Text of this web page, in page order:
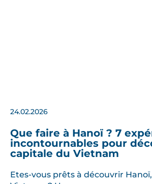
24.02.2026
Que faire à Hanoï ? 7
incontournables pour
capitale du Vietnam
Etes-vous prêts à découvrir